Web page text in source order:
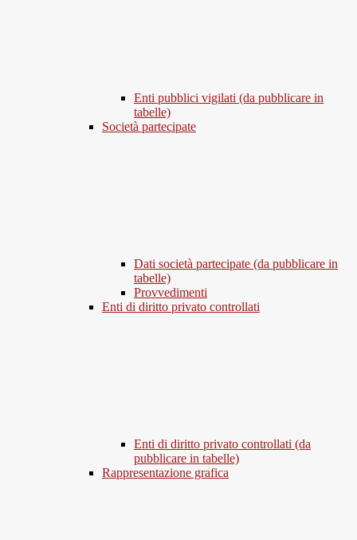
Enti pubblici vigilati (da pubblicare in
tabelle)
Società partecipate
Dati società partecipate (da pubblicare in
tabelle)
Provvedimenti
Enti di diritto privato controllati
Enti di diritto privato controllati (da
pubblicare in tabelle)
Rappresentazione grafica